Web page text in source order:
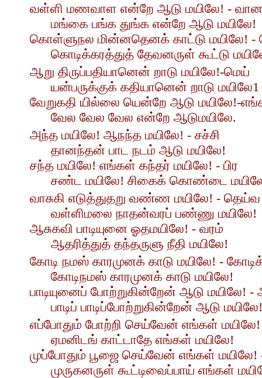
வள்ளி மணவாள என்றே ஆடு மயிலே! - வான
மங்கை பங்க துங்க என்றே ஆடு மயிலே!
கொள்ளுநல மின்னதெனக் காட்டு மயிலே! -
கொடிக்கரத்துத் தேவனருள் கூட்டு
ஆறு திருப்பதியானென் றாடு மயிலே!-மெய்
யன்பருக்குக் கதியானென் றாடு மயிலே1
வேறுகதி யில்லை யென்றே ஆடு மயிலே!-
வேல வேல வேல என்றே ஆடுமயிலே.
அந்த மயிலே! ஆநந்த மயிலே! - சச்சி
தானந்தன் பாட நடம் ஆடு மயிலே!
சந்த மயிலே! எங்கள் கந்தர் மயிலே! - பிர
சண்ட மயிலே! சிகைக் கொண்டை
வாசுகி எடுத்துதறு வண்ண மயிலே! - தெய்வ
வள்ளிமலை நாதன்வரப் பண்ணு மயிலே!
ஆசுகவி பாடியுனை ஓதமயிலே! - வரம்
ஆதரித்துத் தந்தருளு நீதி மயிலே!
கோடி நமஸ் காரமுனக் காடு மயிலே! -
கோடிநமஸ் காரமுனக் காடு மயிலே!
பாடியுனைப் போற்றுகின்றேன் ஆடு மயிலே! -
பாடிப் பாடிப்போற்றுகின்றேன் ஆடு மயிலே!
எப்போதும் போற்றி செய்வேன் எங்கள்
ஏமனிடங் காட்டாதே எங்கள் மயிலே!
முப்போதும் பூஜை செய்வேன் எங்கள் மயிலே! -
முருகனருள் கூட்டிவைப்பாய் எங்கள்